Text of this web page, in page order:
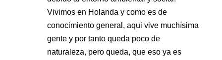
Vivimos en Holanda y como es de
conocimiento general, aqui vive muchísima
gente y por tanto queda poco de
naturaleza, pero queda, que eso ya es